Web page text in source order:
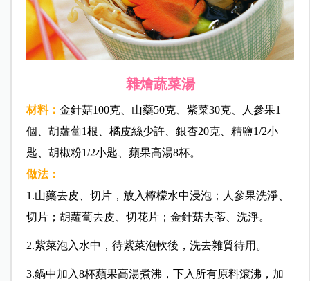
雜燴蔬菜湯
材料： 金針菇100克、山藥50克、紫菜30克、人參果1
個、胡蘿蔔1根、橘皮絲少許、銀杏20克、精鹽1/2小
匙、胡椒粉1/2小匙、蘋果高湯8杯。
做法：
1.山藥去皮、切片，放入檸檬水中浸泡；人參果洗淨、
切片；胡蘿蔔去皮、切花片；金針菇去蒂、洗淨。
2.紫菜泡入水中，待紫菜泡軟後，洗去雜質待用。
3.鍋中加入8杯蘋果高湯煮沸，下入所有原料滾沸，加